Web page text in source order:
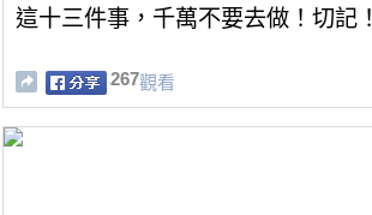
這十三件事，千萬不要去做！切記
267觀看